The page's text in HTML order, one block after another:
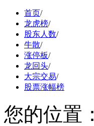
首页/
龙虎榜/
股东人数/
牛散/
涨停板/
龙回头/
大宗交易/
股票涨幅榜
您的位置：